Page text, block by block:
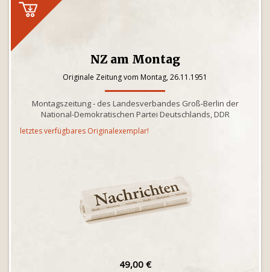
NZ am Montag
Originale Zeitung vom Montag, 26.11.1951
Montagszeitung - des Landesverbandes Groß-Berlin der
National-Demokratischen Partei Deutschlands, DDR
letztes verfügbares Originalexemplar!
49,00 €